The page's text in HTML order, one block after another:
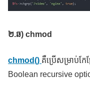
២.ឆ) chmod
chmod() គឺប្រើសម្រាប់ក
Boolean recursive